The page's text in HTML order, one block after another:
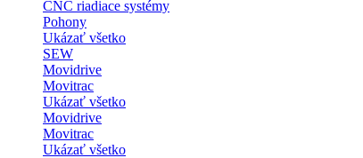
CNC riadiace systémy
Pohony
Ukázať všetko
SEW
Movidrive
Movitrac
Ukázať všetko
Movidrive
Movitrac
Ukázať všetko